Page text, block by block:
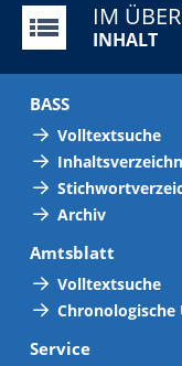
IM
INHALT
BASS
Volltextsuche
Archiv
Amtsblatt
Volltextsuche
Chronologische
Service